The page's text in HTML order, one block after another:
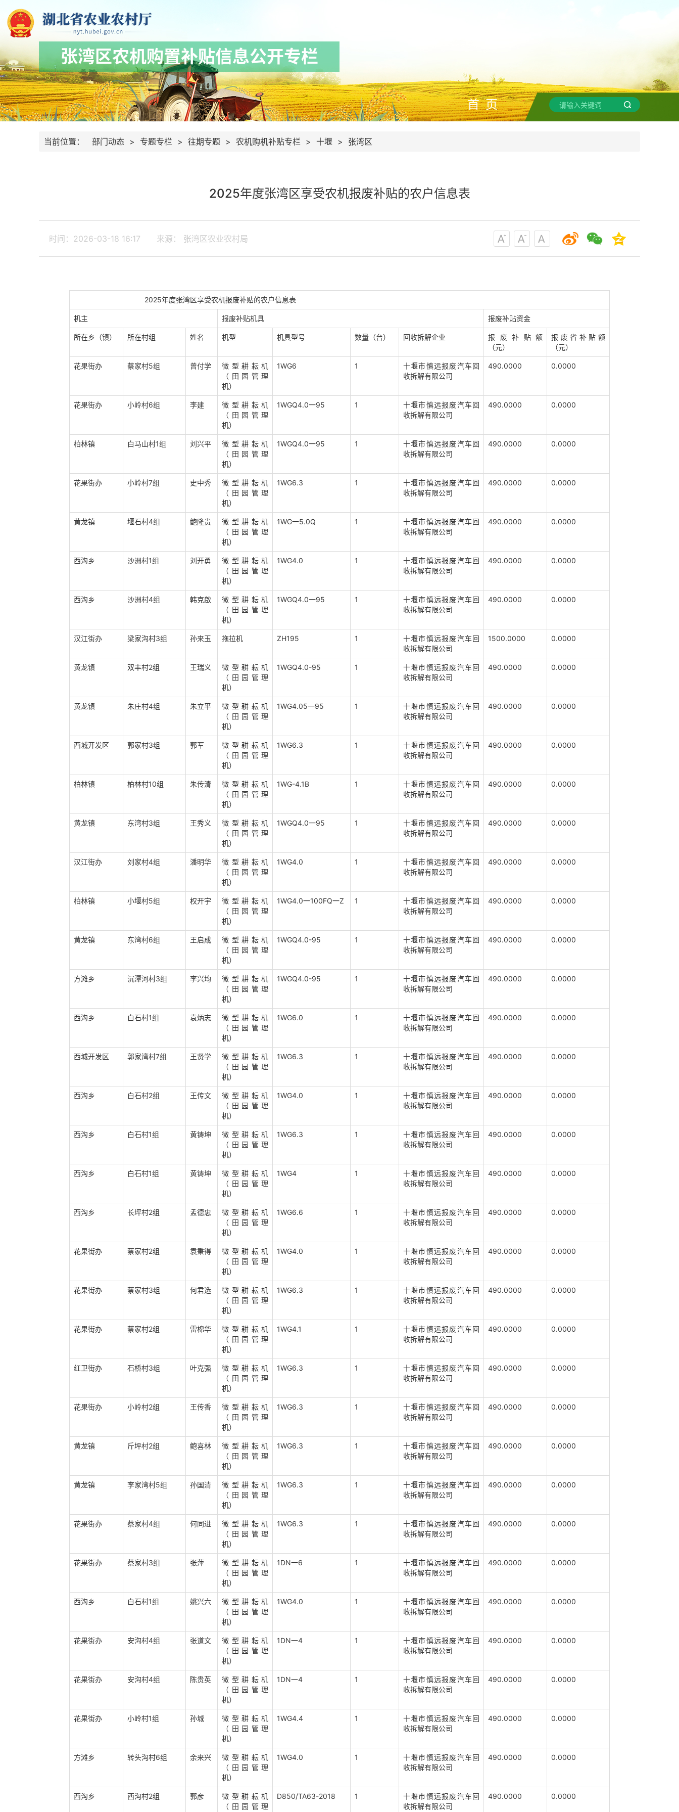
张湾区农机购置补贴信息公开专栏
首 页
当前位置： 部门动态 > 专题专栏 > 往期专题 > 农机购机补贴专栏 > 十堰 > 张湾区
2025年度张湾区享受农机报废补贴的农户信息表
时间：2026-03-18 16:17 来源： 张湾区农业农村局
2025年度张湾区享受农机报废补贴的农户信息表
机主 报废补贴机具 报废补贴资金
所在乡（镇） 所在村组 姓名 机型 机具型号 数量（台） 回收拆解企业
报废补贴额
（元）
报废省补贴额
（元）
花果街办 蔡家村5组 曾付学
微型耕耘机
（田园管理
机）
1WG6 1
十堰市慎远报废汽车回
收拆解有限公司
490.0000 0.0000
花果街办 小岭村6组 李建
微型耕耘机
（田园管理
机）
1WGQ4.0一95 1
十堰市慎远报废汽车回
收拆解有限公司
490.0000 0.0000
柏林镇 白马山村1组 刘兴平
微型耕耘机
（田园管理
机）
1WGQ4.0一95 1
十堰市慎远报废汽车回
收拆解有限公司
490.0000 0.0000
花果街办 小岭村7组 史中秀
微型耕耘机
（田园管理
机）
1WG6.3 1
十堰市慎远报废汽车回
收拆解有限公司
490.0000 0.0000
黄龙镇 堰石村4组 鲍隆贵
微型耕耘机
（田园管理
机）
1WG一5.0Q 1
十堰市慎远报废汽车回
收拆解有限公司
490.0000 0.0000
西沟乡 沙洲村1组 刘开勇
微型耕耘机
（田园管理
机）
1WG4.0 1
十堰市慎远报废汽车回
收拆解有限公司
490.0000 0.0000
西沟乡 沙洲村4组 韩克啟
微型耕耘机
（田园管理
机）
1WGQ4.0一95 1
十堰市慎远报废汽车回
收拆解有限公司
490.0000 0.0000
汉江街办 梁家沟村3组 孙来玉 拖拉机 ZH195 1
十堰市慎远报废汽车回
收拆解有限公司
1500.0000 0.0000
黄龙镇 双丰村2组 王瑞义
微型耕耘机
（田园管理
机）
1WGQ4.0-95 1
十堰市慎远报废汽车回
收拆解有限公司
490.0000 0.0000
黄龙镇 朱庄村4组 朱立平
微型耕耘机
（田园管理
机）
1WG4.05一95 1
十堰市慎远报废汽车回
收拆解有限公司
490.0000 0.0000
西城开发区 郭家村3组 郭军
微型耕耘机
（田园管理
机）
1WG6.3 1
十堰市慎远报废汽车回
收拆解有限公司
490.0000 0.0000
柏林镇 柏林村10组 朱传清
微型耕耘机
（田园管理
机）
1WG-4.1B 1
十堰市慎远报废汽车回
收拆解有限公司
490.0000 0.0000
黄龙镇 东湾村3组 王秀义
微型耕耘机
（田园管理
机）
1WGQ4.0一95 1
十堰市慎远报废汽车回
收拆解有限公司
490.0000 0.0000
汉江街办 刘家村4组 潘明华
微型耕耘机
（田园管理
机）
1WG4.0 1
十堰市慎远报废汽车回
收拆解有限公司
490.0000 0.0000
柏林镇 小堰村5组 权开宇
微型耕耘机
（田园管理
机）
1WG4.0一100FQ一Z 1
十堰市慎远报废汽车回
收拆解有限公司
490.0000 0.0000
黄龙镇 东湾村6组 王启成
微型耕耘机
（田园管理
机）
1WGQ4.0-95 1
十堰市慎远报废汽车回
收拆解有限公司
490.0000 0.0000
方滩乡 沉潭河村3组 李兴均
微型耕耘机
（田园管理
机）
1WGQ4.0-95 1
十堰市慎远报废汽车回
收拆解有限公司
490.0000 0.0000
西沟乡 白石村1组 袁炳志
微型耕耘机
（田园管理
机）
1WG6.0 1
十堰市慎远报废汽车回
收拆解有限公司
490.0000 0.0000
西城开发区 郭家湾村7组 王贤学
微型耕耘机
（田园管理
机）
1WG6.3 1
十堰市慎远报废汽车回
收拆解有限公司
490.0000 0.0000
西沟乡 白石村2组 王传文
微型耕耘机
（田园管理
机）
1WG4.0 1
十堰市慎远报废汽车回
收拆解有限公司
490.0000 0.0000
西沟乡 白石村1组 黄铸坤
微型耕耘机
（田园管理
机）
1WG6.3 1
十堰市慎远报废汽车回
收拆解有限公司
490.0000 0.0000
西沟乡 白石村1组 黄铸坤
微型耕耘机
（田园管理
机）
1WG4 1
十堰市慎远报废汽车回
收拆解有限公司
490.0000 0.0000
西沟乡 长坪村2组 孟德忠
微型耕耘机
（田园管理
机）
1WG6.6 1
十堰市慎远报废汽车回
收拆解有限公司
490.0000 0.0000
花果街办 蔡家村2组 袁秉得
微型耕耘机
（田园管理
机）
1WG4.0 1
十堰市慎远报废汽车回
收拆解有限公司
490.0000 0.0000
花果街办 蔡家村3组 何君选
微型耕耘机
（田园管理
机）
1WG6.3 1
十堰市慎远报废汽车回
收拆解有限公司
490.0000 0.0000
花果街办 蔡家村2组 雷棉华
微型耕耘机
（田园管理
机）
1WG4.1 1
十堰市慎远报废汽车回
收拆解有限公司
490.0000 0.0000
红卫街办 石桥村3组 叶克强
微型耕耘机
（田园管理
机）
1WG6.3 1
十堰市慎远报废汽车回
收拆解有限公司
490.0000 0.0000
花果街办 小岭村2组 王传香
微型耕耘机
（田园管理
机）
1WG6.3 1
十堰市慎远报废汽车回
收拆解有限公司
490.0000 0.0000
黄龙镇 斤坪村2组 鲍喜林
微型耕耘机
（田园管理
机）
1WG6.3 1
十堰市慎远报废汽车回
收拆解有限公司
490.0000 0.0000
黄龙镇 李家湾村5组 孙国清
微型耕耘机
（田园管理
机）
1WG6.3 1
十堰市慎远报废汽车回
收拆解有限公司
490.0000 0.0000
花果街办 蔡家村4组 何同进
微型耕耘机
（田园管理
机）
1WG6.3 1
十堰市慎远报废汽车回
收拆解有限公司
490.0000 0.0000
花果街办 蔡家村3组 张萍
微型耕耘机
（田园管理
机）
1DN一6 1
十堰市慎远报废汽车回
收拆解有限公司
490.0000 0.0000
西沟乡 白石村1组 姚兴六
微型耕耘机
（田园管理
机）
1WG4.0 1
十堰市慎远报废汽车回
收拆解有限公司
490.0000 0.0000
花果街办 安沟村4组 张道文
微型耕耘机
（田园管理
机）
1DN一4 1
十堰市慎远报废汽车回
收拆解有限公司
490.0000 0.0000
花果街办 安沟村4组 陈贵英
微型耕耘机
（田园管理
机）
1DN一4 1
十堰市慎远报废汽车回
收拆解有限公司
490.0000 0.0000
花果街办 小岭村1组 孙城
微型耕耘机
（田园管理
机）
1WG4.4 1
十堰市慎远报废汽车回
收拆解有限公司
490.0000 0.0000
方滩乡 转头沟村6组 余来兴
微型耕耘机
（田园管理
机）
1WG4.0 1
十堰市慎远报废汽车回
收拆解有限公司
490.0000 0.0000
西沟乡 西沟村2组 郭彦
微型耕耘机
（田园管理
D850/TA63-2018 1
十堰市慎远报废汽车回
收拆解有限公司
490.0000 0.0000